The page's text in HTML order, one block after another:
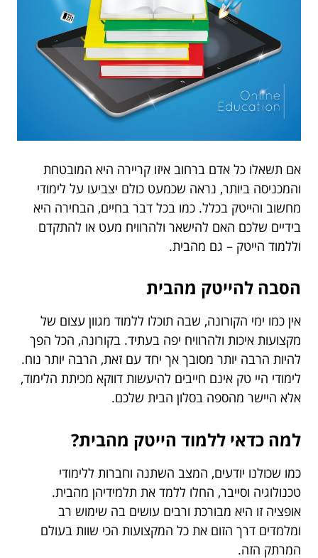
אם תשאלו כל אדם ברחוב איזו קריירה היא המובטחת
והמכניסה ביותר, נראה שכמעט כולם יצביעו על לימודי
מחשוב והייטק בכלל. כמו בכל דבר בחיים, הבחירה היא
בידיים שלכם האם להישאר ולהרוויח מעט או להתקדם
וללמוד הייטק – גם מהבית.
הסבה להייטק מהבית
אין כמו ימי הקורונה, שבה תוכלו ללמוד מגוון עצום של
מקצועות איכות ולהרוויח יפה בעתיד. בקורונה, הכל הפך
להיות הרבה יותר מסובך אך יחד עם זאת, הרבה יותר נוח.
לימודי היי טק אינם חייבים להיעשות דווקא מכיתת הלימוד,
אלא היישר מהספה בסלון הבית שלכם.
למה כדאי ללמוד הייטק מהבית?
כמו שכולנו יודעים, המצב השתנה וחברות ללימודי
טכנולוגיה וסייבר, החלו ללמד את תלמידיהן מהבית.
אופציה זו היא מבורכת ורבים עושים בה שימוש רב
ומלמדים דרך הזום את כל המקצועות הכי שוות בעולם
המרתק הזה.